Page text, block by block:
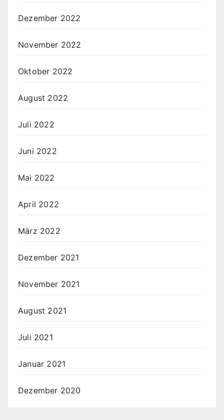
Dezember 2022
November 2022
Oktober 2022
August 2022
Juli 2022
Juni 2022
Mai 2022
April 2022
März 2022
Dezember 2021
November 2021
August 2021
Juli 2021
Januar 2021
Dezember 2020